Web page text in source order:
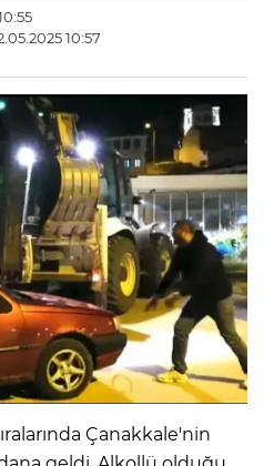
10:57
Çanakkale'nin